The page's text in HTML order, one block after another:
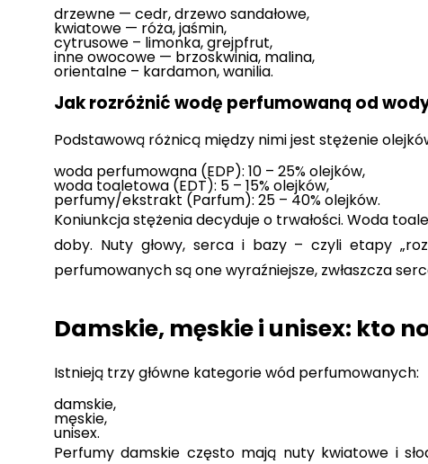
drzewne — cedr, drzewo sandałowe,
kwiatowe — róża, jaśmin,
cytrusowe – limonka, grejpfrut,
inne owocowe — brzoskwinia, malina,
orientalne – kardamon, wanilia.
Jak rozróżnić wodę perfumowaną od
Podstawową różnicą między nimi jest stężenie
woda perfumowana (EDP): 10 – 25% olejków,
woda toaletowa (EDT): 5 – 15% olejków,
perfumy/ekstrakt (Parfum): 25 – 40% olejków.
Koniunkcja stężenia decyduje o trwałości. Woda
doby. Nuty głowy, serca i bazy – czyli etapy
perfumowanych są one wyraźniejsze, zwłaszcza
Damskie, męskie i unisex: kto
Istnieją trzy główne kategorie wód perfumowanych:
damskie,
męskie,
unisex.
Perfumy damskie często mają nuty kwiatowe i